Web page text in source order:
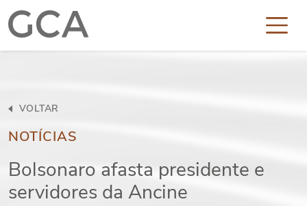
NOTÍCIAS
VOLTAR
Bolsonaro afasta presidente e
servidores da Ancine